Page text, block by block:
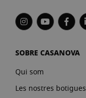
SOBRE CASANOVA
Qui som
Les nostres botigues